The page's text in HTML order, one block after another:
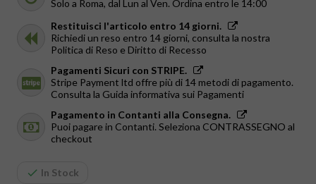
Solo a Roma, dal Lun al Ven. Ordina entro le 14:00
Restituisci l'articolo entro 14 giorni.
Richiedi un reso entro 14 giorni, consulta la nostra
Politica di Reso e Diritto di Recesso
Pagamenti Sicuri con STRIPE.
Stripe Payment ltd offre più di 14 metodi di pagamento.
Consulta la Guida informativa sui Pagamenti
Pagamento in Contanti alla Consegna.
Puoi pagare in Contanti. Seleziona CONTRASSEGNO al
checkout
In Stock